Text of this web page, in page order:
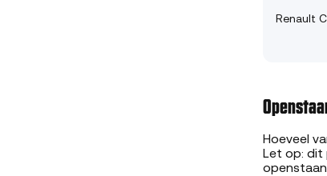
Renault
Hoeveel
Let op: dit